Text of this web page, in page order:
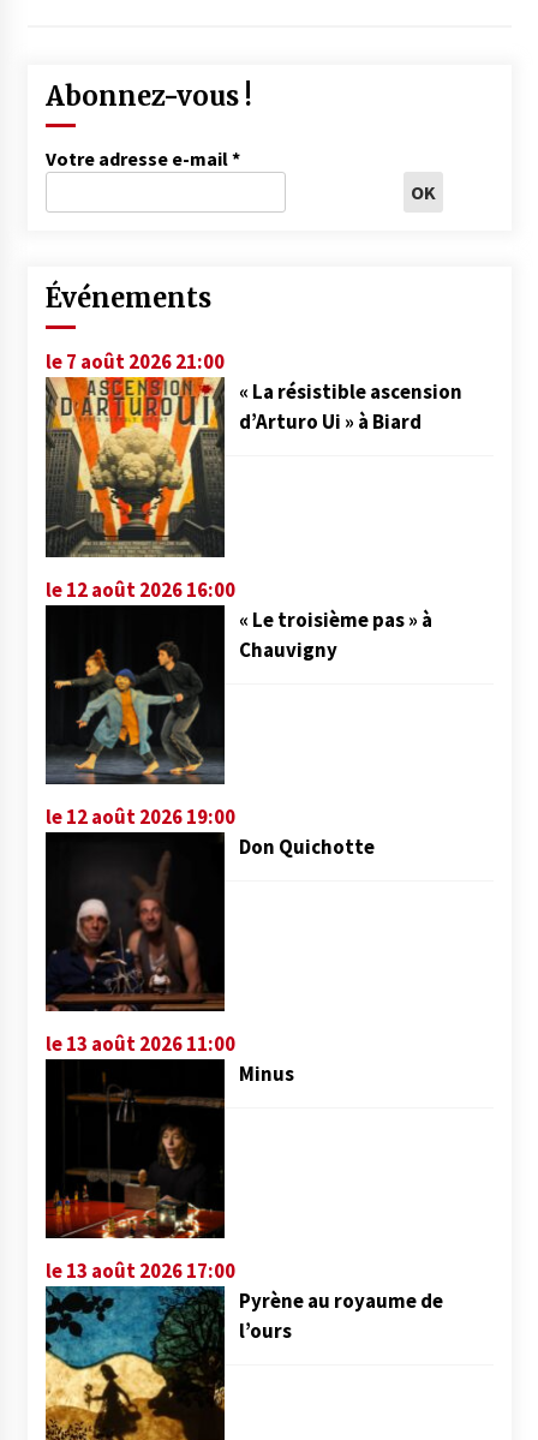
Abonnez-vous !
Votre adresse e-mail*
Événements
le 7 août 2026 21:00
« La résistible ascension
d’Arturo Ui » à Biard
le 12 août 2026 16:00
« Le troisième pas » à
Chauvigny
le 12 août 2026 19:00
Don Quichotte
le 13 août 2026 11:00
Minus
le 13 août 2026 17:00
Pyrène au royaume de
l’ours